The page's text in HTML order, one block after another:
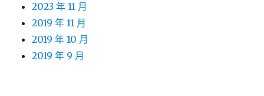
2023 年 11 月
2019 年 11 月
2019 年 10 月
2019 年 9 月